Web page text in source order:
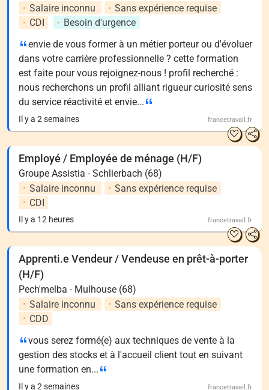
Salaire inconnu
Sans expérience requise
CDI
Besoin d'urgence
envie de vous former à un métier porteur ou d'évoluer
dans votre carrière professionnelle ? cette formation
est faite pour vous rejoignez-nous ! profil recherché :
nous recherchons un profil alliant rigueur curiosité sens
du service réactivité et envie...
Il y a 2 semaines francetravail.fr
Employé / Employée de ménage (H/F)
Groupe Assistia - Schlierbach (68)
Salaire inconnu
Sans expérience requise
CDI
Il y a 12 heures francetravail.fr
Apprenti.e Vendeur / Vendeuse en prêt-à-porter
(H/F)
Pech'melba - Mulhouse (68)
Salaire inconnu
Sans expérience requise
CDD
vous serez formé(e) aux techniques de vente à la
gestion des stocks et à l'accueil client tout en suivant
une formation en...
Il y a 2 semaines francetravail.fr